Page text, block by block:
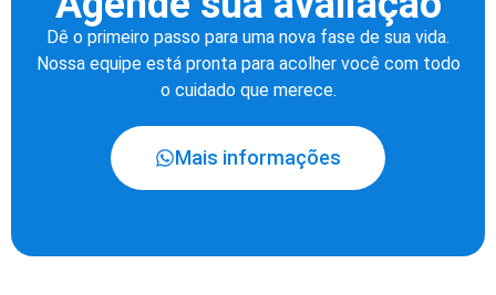
Dê o primeiro passo para uma nova fase de sua vida.
Nossa equipe está pronta para acolher você com todo
o cuidado que merece.
Mais informações